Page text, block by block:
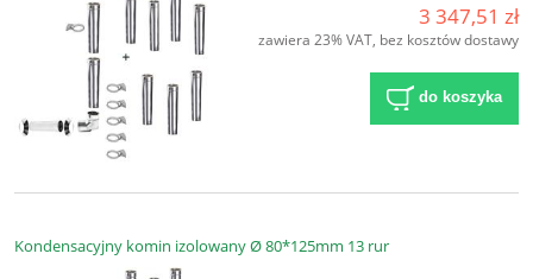
3 347,51 zł
zawiera 23% VAT, bez kosztów dostawy
do koszyka
Kondensacyjny komin izolowany Ø 80*125mm 13 rur